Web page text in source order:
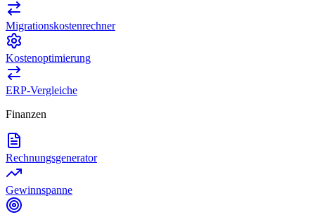
Migrationskostenrechner
Kostenoptimierung
ERP-Vergleiche
Finanzen
Rechnungsgenerator
Gewinnspanne